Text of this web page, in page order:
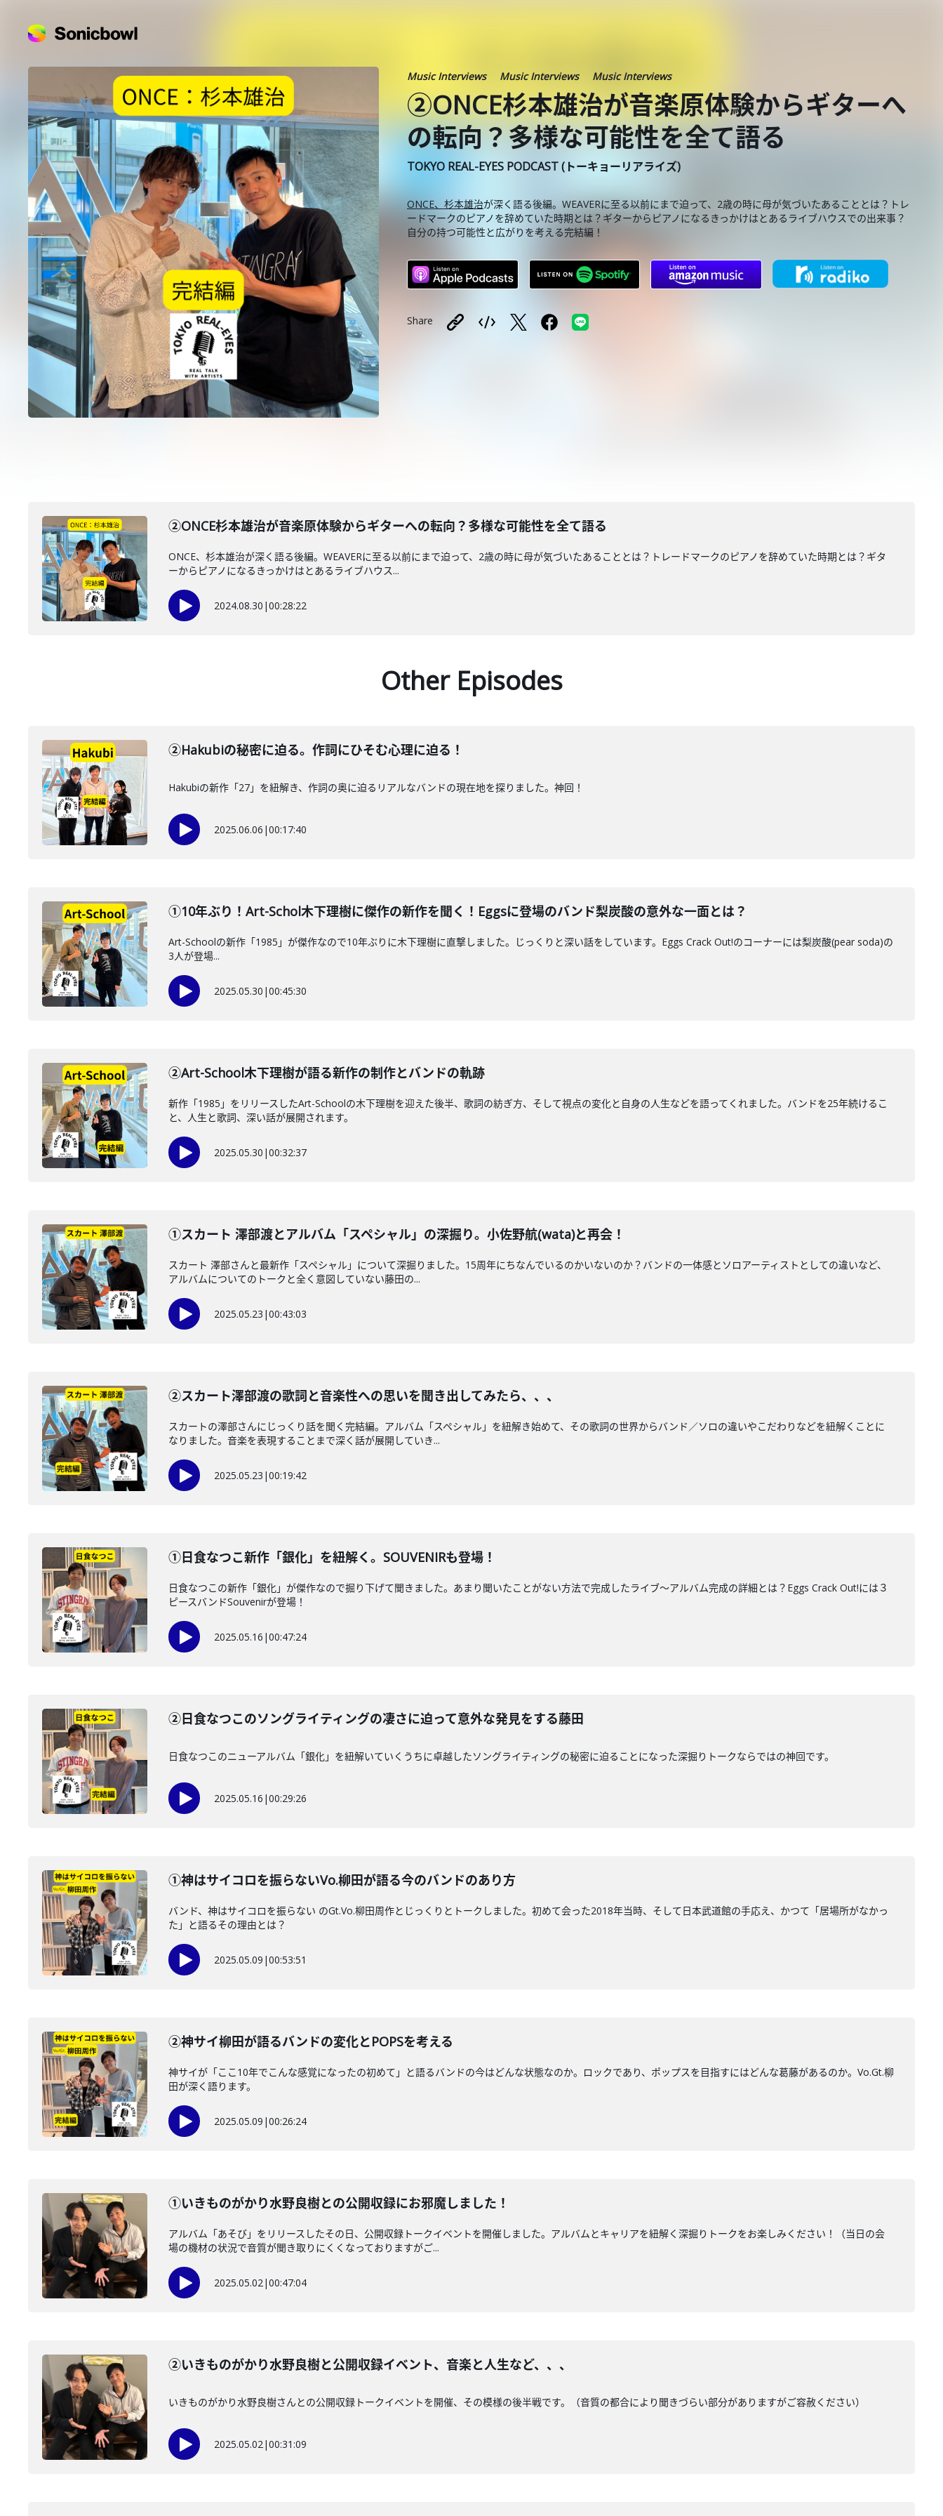
Music Interviews Music Interviews Music Interviews
②ONCE杉本雄治が音楽原体験からギターへ
の転向？多様な可能性を全て語る
TOKYO REAL-EYES PODCAST (トーキョーリアライズ)
ONCE、杉本雄治が深く語る後編。WEAVERに至る以前にまで迫って、2歳の時に母が気づいたあることとは？トレ
ードマークのピアノを辞めていた時期とは？ギターからピアノになるきっかけはとあるライブハウスでの出来事？
自分の持つ可能性と広がりを考える完結編！
Share
②ONCE杉本雄治が音楽原体験からギターへの転向？多様な可能性を全て語る
ONCE、杉本雄治が深く語る後編。WEAVERに至る以前にまで迫って、2歳の時に母が気づいたあることとは？トレードマークのピアノを辞めていた時期とは？ギタ
ーからピアノになるきっかけはとあるライブハウス...
2024.08.30 |00:28:22
Other Episodes
②Hakubiの秘密に迫る。作詞にひそむ心理に迫る！
Hakubiの新作「27」を紐解き、作詞の奥に迫るリアルなバンドの現在地を探りました。神回！
2025.06.06 |00:17:40
①10年ぶり！Art-Schol木下理樹に傑作の新作を聞く！Eggsに登場のバンド梨炭酸の意外な一面とは？
Art-Schoolの新作「1985」が傑作なので10年ぶりに木下理樹に直撃しました。じっくりと深い話をしています。Eggs Crack Out!のコーナーには梨炭酸(pear soda)の
3人が登場...
2025.05.30 |00:45:30
②Art-School木下理樹が語る新作の制作とバンドの軌跡
新作「1985」をリリースしたArt-Schoolの木下理樹を迎えた後半、歌詞の紡ぎ方、そして視点の変化と自身の人生などを語ってくれました。バンドを25年続けるこ
と、人生と歌詞、深い話が展開されます。
2025.05.30 |00:32:37
①スカート 澤部渡とアルバム「スペシャル」の深掘り。小佐野航(wata)と再会！
スカート 澤部さんと最新作「スペシャル」について深掘りました。15周年にちなんでいるのかいないのか？バンドの一体感とソロアーティストとしての違いなど、
アルバムについてのトークと全く意図していない藤田の...
2025.05.23 |00:43:03
②スカート澤部渡の歌詞と音楽性への思いを聞き出してみたら、、、
スカートの澤部さんにじっくり話を聞く完結編。アルバム「スペシャル」を紐解き始めて、その歌詞の世界からバンド／ソロの違いやこだわりなどを紐解くことに
なりました。音楽を表現することまで深く話が展開していき...
2025.05.23 |00:19:42
①日食なつこ新作「銀化」を紐解く。SOUVENIRも登場！
日食なつこの新作「銀化」が傑作なので掘り下げて聞きました。あまり聞いたことがない方法で完成したライブ〜アルバム完成の詳細とは？Eggs Crack Out!には３
ピースバンドSouvenirが登場！
2025.05.16 |00:47:24
②日食なつこのソングライティングの凄さに迫って意外な発見をする藤田
日食なつこのニューアルバム「銀化」を紐解いていくうちに卓越したソングライティングの秘密に迫ることになった深掘りトークならではの神回です。
2025.05.16 |00:29:26
①神はサイコロを振らないVo.柳田が語る今のバンドのあり方
バンド、神はサイコロを振らない のGt.Vo.柳田周作とじっくりとトークしました。初めて会った2018年当時、そして日本武道館の手応え、かつて「居場所がなかっ
た」と語るその理由とは？
2025.05.09 |00:53:51
②神サイ柳田が語るバンドの変化とPOPSを考える
神サイが「ここ10年でこんな感覚になったの初めて」と語るバンドの今はどんな状態なのか。ロックであり、ポップスを目指すにはどんな葛藤があるのか。Vo.Gt.柳
田が深く語ります。
2025.05.09 |00:26:24
①いきものがかり水野良樹との公開収録にお邪魔しました！
アルバム「あそび」をリリースしたその日、公開収録トークイベントを開催しました。アルバムとキャリアを紐解く深掘りトークをお楽しみください！（当日の会
場の機材の状況で音質が聞き取りにくくなっておりますがご...
2025.05.02|00:47:04
②いきものがかり水野良樹と公開収録イベント、音楽と人生など、、、
いきものがかり水野良樹さんとの公開収録トークイベントを開催、その模様の後半戦です。（音質の都合により聞きづらい部分がありますがご容赦ください）
2025.05.02|00:31:09